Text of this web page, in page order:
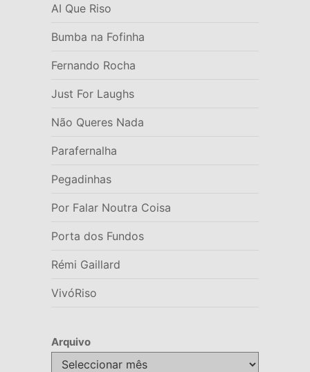
AI Que Riso
Bumba na Fofinha
Fernando Rocha
Just For Laughs
Não Queres Nada
Parafernalha
Pegadinhas
Por Falar Noutra Coisa
Porta dos Fundos
Rémi Gaillard
VivóRiso
Arquivo
Arquivo